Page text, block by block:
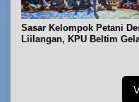
Sasar Kelompok Petani
Liilangan, KPU Beltim